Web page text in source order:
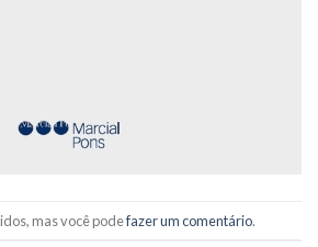
mas você podefazer um comentário.